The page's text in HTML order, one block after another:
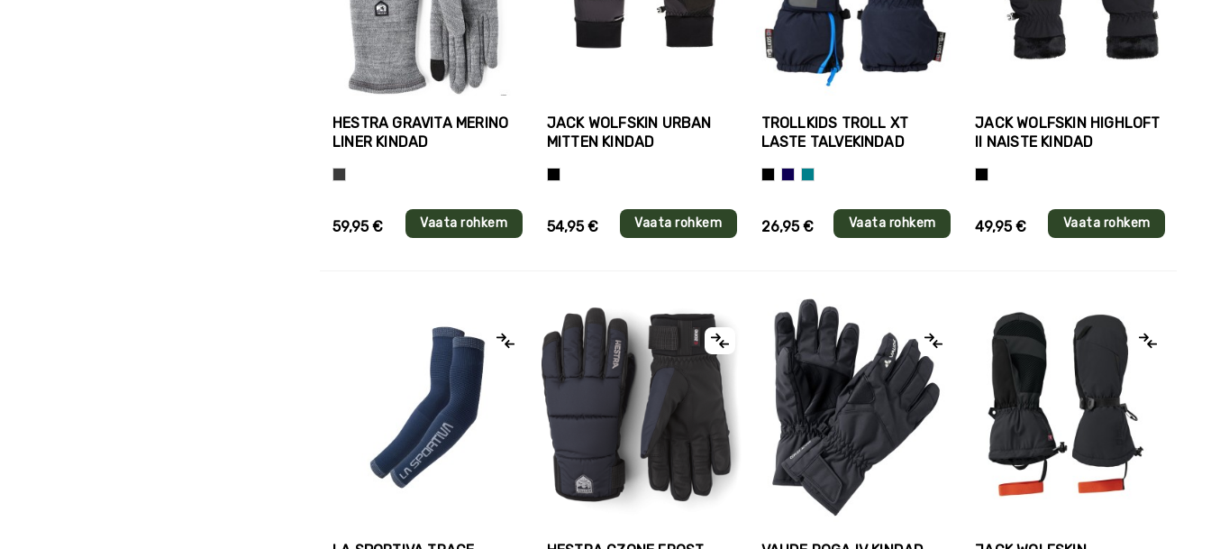
HESTRA GRAVITA MERINO
LINER KINDAD
59,95 € Vaata rohkem
JACK WOLFSKIN URBAN
MITTEN KINDAD
54,95 € Vaata rohkem
TROLLKIDS TROLL XT
LASTE TALVEKINDAD
26,95 € Vaata rohkem
JACK WOLFSKIN HIGHLOFT
II NAISTE KINDAD
49,95 € Vaata rohkem